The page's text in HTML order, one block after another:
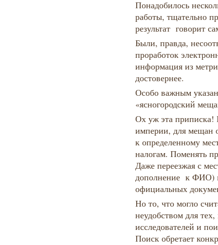
Понадобилось
работы, тщательно
результат говорит
Были, правда,
проработок
информация из
достовернее.
Особо важным
«ясногородский
Ох уж эта приписка!
империи, для мещан
к определенному
налогам. Поменять
Даже переезжая с
дополнение к ФИО)
официальных
Но то, что могло
неудобством для
исследователей и
Поиск обретает